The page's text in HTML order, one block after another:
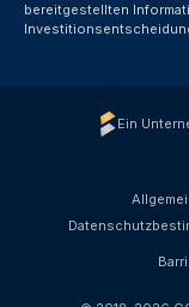
bereitgestellten
Ein